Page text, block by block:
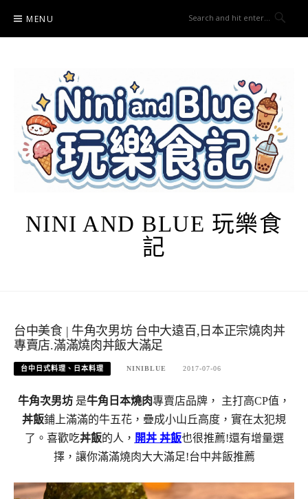
content
MENU
NINI AND BLUE 玩樂食
記
台中美食 | 牛角次男坊 台中大遠百,日本正宗燒肉丼
專賣店.滿滿燒肉丼飯大滿足
台中日式料理、日本料理 NINIBLUE 2017-07-06
牛角次男坊 是牛角日本燒肉專賣店品牌， 主打高CP值，
丼飯鋪上滿滿的牛五花，疊成小山丘高度，實在太犯規
了。喜歡吃丼飯的人， 開丼 丼飯也很推薦!還有增量選
擇，讓你滿滿燒肉大大滿足!台中丼飯推薦